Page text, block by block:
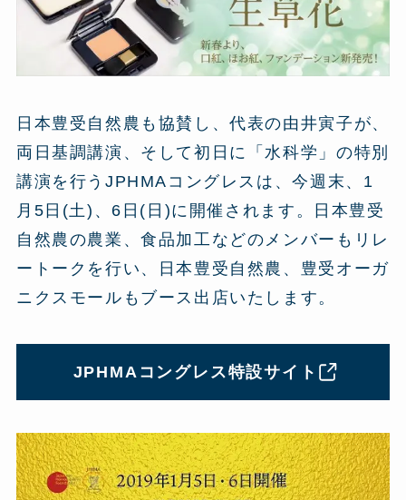
日本豊受自然農も協賛し、代表の由井寅子が、
両日基調講演、そして初日に「水科学」の特別
講演を行うJPHMAコングレスは、今週末、1
月5日(土)、6日(日)に開催されます。日本豊受
自然農の農業、食品加工などのメンバーもリレ
ートークを行い、日本豊受自然農、豊受オーガ
ニクスモールもブース出店いたします。
JPHMAコングレス特設サイト